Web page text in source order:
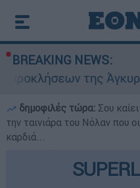
BREAKING NEWS:
Άγκυρας στο
δημοφιλές τώρα: Σου
την ταινιάρα του Νόλαν που
καρδιά...